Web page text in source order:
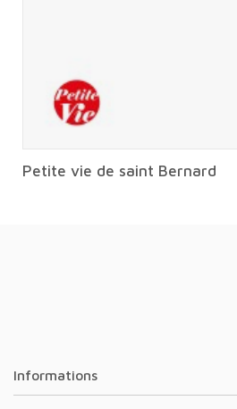
Petite vie de saint Bernard
Informations